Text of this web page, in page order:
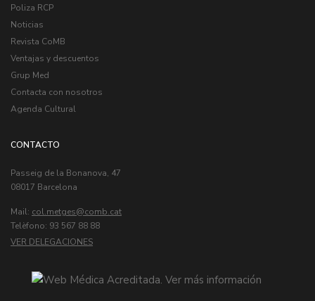
Poliza RCP
Noticias
Revista CoMB
Ventajas y descuentos
Grup Med
Contacta con nosotros
Agenda Cultural
CONTACTO
Passeig de la Bonanova, 47
08017 Barcelona
Mail: col.metges
Telèfono: 93 567 88 88
VER DELEGACIONES